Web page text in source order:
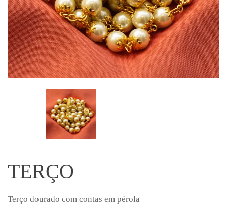
TERÇO
Terço dourado com contas em pérola